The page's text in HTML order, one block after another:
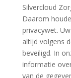
Silvercloud
Daarom
privacywet.
altijd volgens
beveiligd. In
informatie
van de